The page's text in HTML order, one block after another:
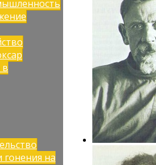
гонения на